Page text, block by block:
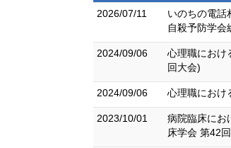
2026/07/11
いのちの電話
自殺予防学会
2024/09/06
心理職におけ
回大会)
2024/09/06 心理職におけ
2023/10/01
病院臨床にお
床学会 第42